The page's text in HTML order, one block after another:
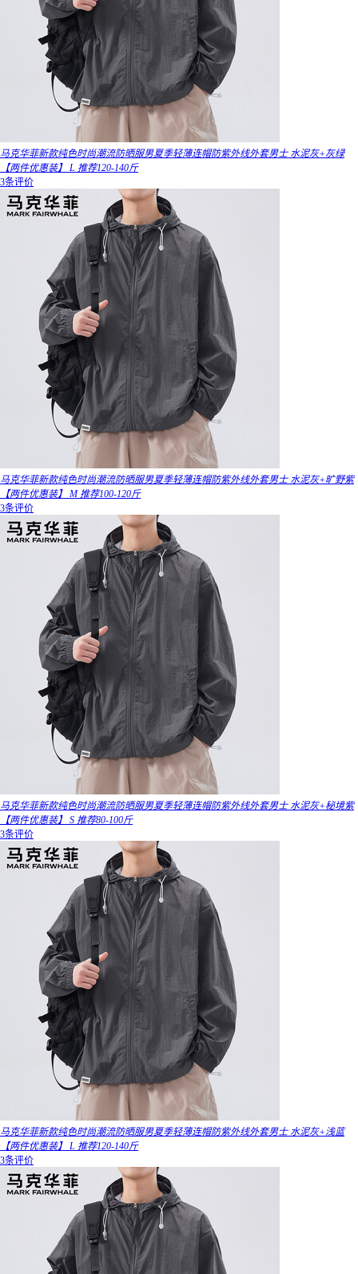
马克华菲新款纯色时尚潮流防晒服男夏季轻薄连帽防紫外线外套男士 水泥灰+灰绿
【两件优惠装】 L 推荐120-140斤
3条评价
马克华菲新款纯色时尚潮流防晒服男夏季轻薄连帽防紫外线外套男士 水泥灰+旷野紫
【两件优惠装】 M 推荐100-120斤
3条评价
马克华菲新款纯色时尚潮流防晒服男夏季轻薄连帽防紫外线外套男士 水泥灰+秘境紫
【两件优惠装】 S 推荐80-100斤
3条评价
马克华菲新款纯色时尚潮流防晒服男夏季轻薄连帽防紫外线外套男士 水泥灰+浅蓝
【两件优惠装】 L 推荐120-140斤
3条评价